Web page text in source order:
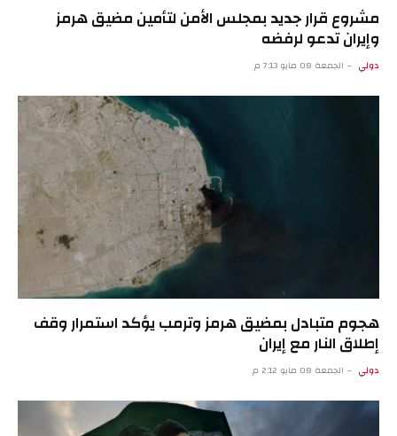
مشروع قرار جديد بمجلس الأمن لتأمين مضيق هرمز
وإيران تدعو لرفضه
دولي الجمعة 08 مايو 7:13 م
هجوم متبادل بمضيق هرمز وترمب يؤكد استمرار وقف
إطلاق النار مع إيران
دولي الجمعة 08 مايو 2:12 م